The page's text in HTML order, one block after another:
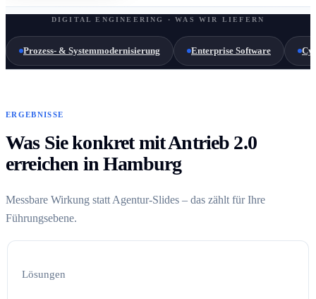
DIGITAL ENGINEERING · WAS WIR LIEFERN
Prozess- & Systemmodernisierung Enterprise Software
ERGEBNISSE
Was Sie konkret mit Antrieb 2.0
erreichen in Hamburg
Messbare Wirkung statt Agentur-Slides – das zählt für Ihre
Führungsebene.
Lösungen